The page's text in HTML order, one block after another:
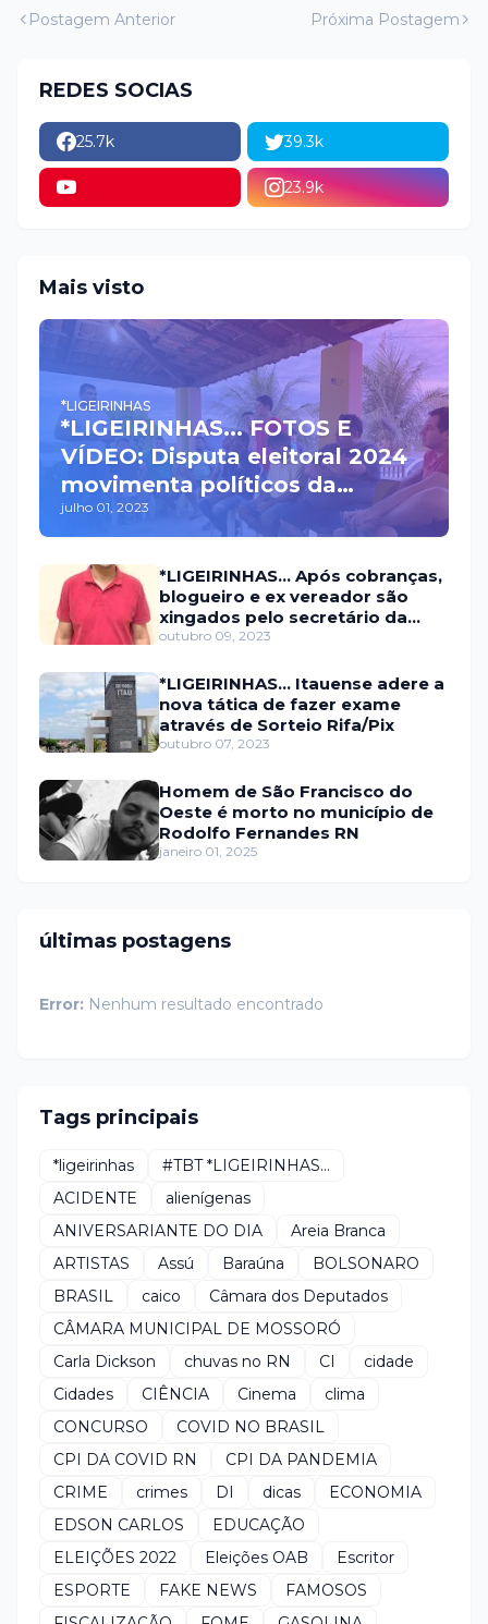
Postagem Anterior Próxima Postagem
REDES SOCIAS
25.7k 39.3k
23.9k
Mais visto
*LIGEIRINHAS
*LIGEIRINHAS... FOTOS E
VÍDEO: Disputa eleitoral 2024
movimenta políticos da
oposição em Itaú na escolha
do candidato a prefeito
julho 01, 2023
*LIGEIRINHAS... Após cobranças,
blogueiro e ex vereador são
xingados pelo secretário da
prefeitura de Itaú
outubro 09, 2023
*LIGEIRINHAS... Itauense adere a
nova tática de fazer exame
através de Sorteio Rifa/Pix
outubro 07, 2023
Homem de São Francisco do
Oeste é morto no município de
Rodolfo Fernandes RN
janeiro 01, 2025
últimas postagens
Error: Nenhum resultado encontrado
Tags principais
*ligeirinhas
#TBT *LIGEIRINHAS...
ACIDENTE
alienígenas
ANIVERSARIANTE DO DIA
Areia Branca
ARTISTAS
Assú Baraúna
BOLSONARO
BRASIL
caico
Câmara dos Deputados
CÂMARA MUNICIPAL DE MOSSORÓ
Carla Dickson
chuvas no RN CI
cidade
Cidades
CIÊNCIA Cinema
clima
CONCURSO
COVID NO BRASIL
CPI DA COVID RN
CPI DA PANDEMIA
CRIME
crimes DI dicas
ECONOMIA
EDSON CARLOS
EDUCAÇÃO
ELEIÇÕES 2022
Eleições OAB
Escritor
ESPORTE
FAKE NEWS
FAMOSOS